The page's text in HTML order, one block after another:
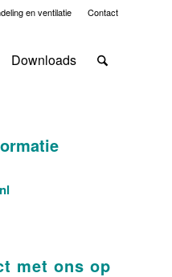
Contact
en ventilatie
Downloads
met ons op